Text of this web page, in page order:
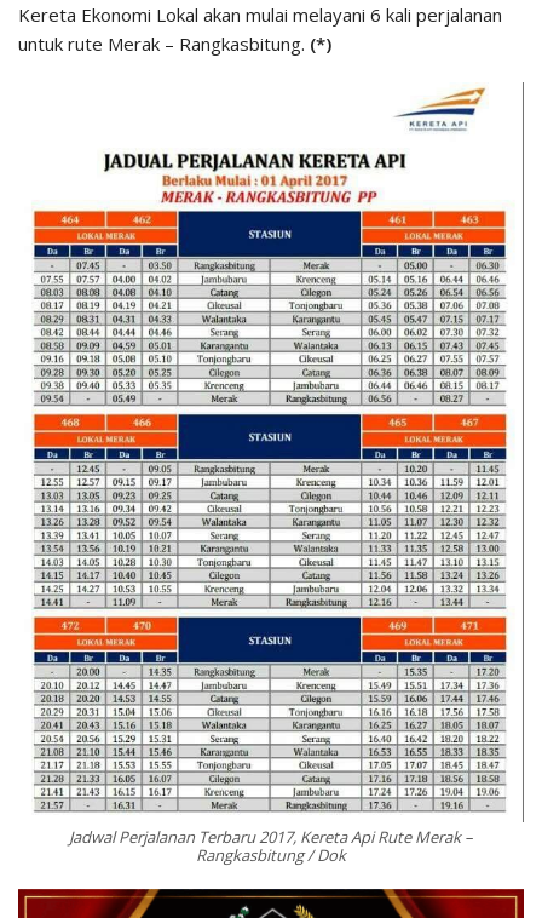
Kereta Ekonomi Lokal akan mulai melayani 6 kali perjalanan
untuk rute Merak – Rangkasbitung. (*)
Jadwal Perjalanan Terbaru 2017, Kereta Api Rute Merak –
Rangkasbitung / Dok